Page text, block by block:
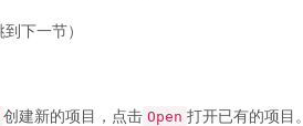
下一节）
创建新的项目，点击 Open 打开已有的项目。